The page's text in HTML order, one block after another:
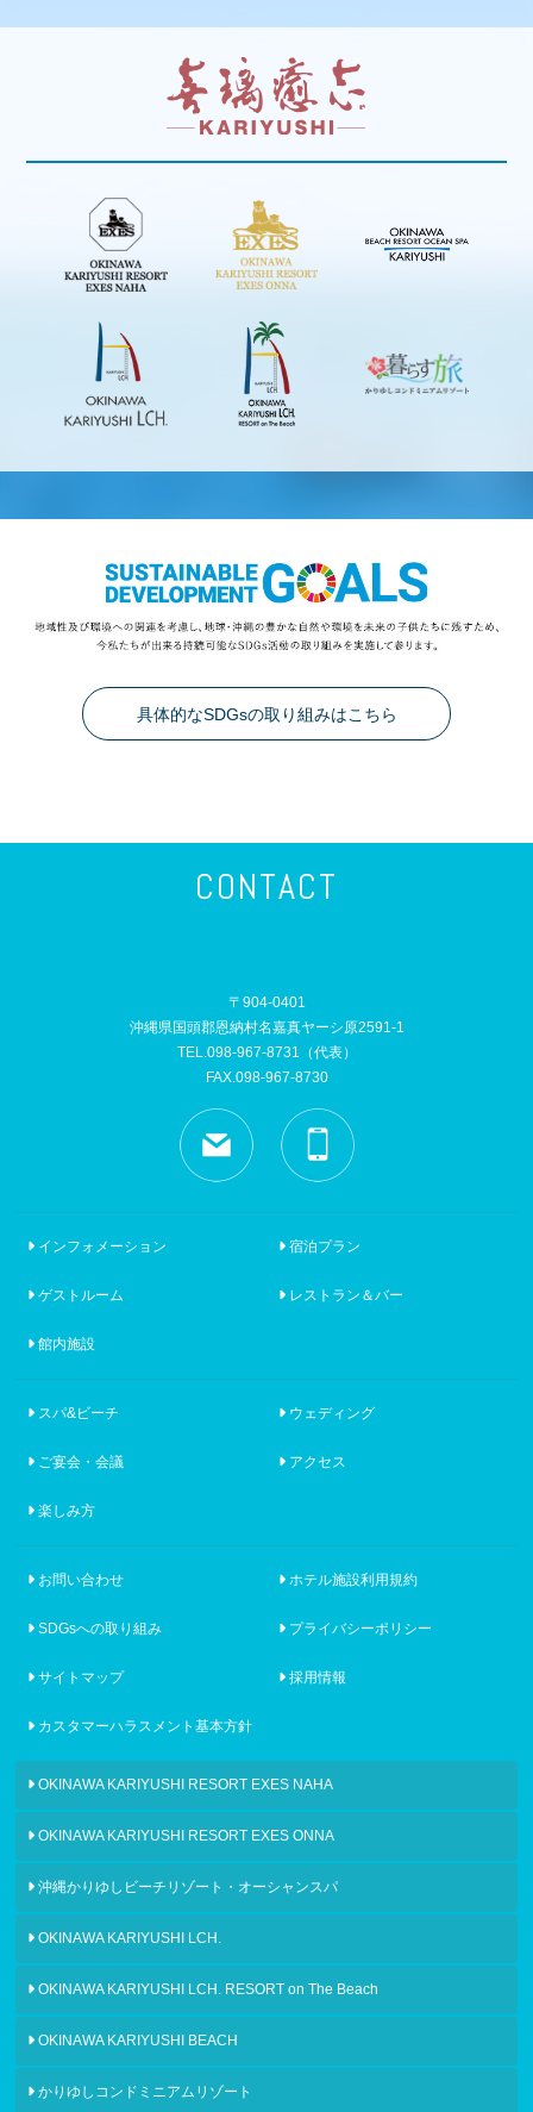
具体的なSDGsの取り組みはこちら
CONTACT
〒904-0401
沖縄県国頭郡恩納村名嘉真ヤーシ原2591-1
TEL.098-967-8731
（代表）
FAX.098-967-8730
インフォメーション 宿泊プラン
ゲストルーム レストラン＆バー
館内施設
スパ&ビーチ ウェディング
ご宴会・会議 アクセス
楽しみ方
お問い合わせ ホテル施設利用規約
SDGsへの取り組み プライバシーポリシー
サイトマップ 採用情報
カスタマーハラスメント基本方針
OKINAWA KARIYUSHI RESORT EXES NAHA
OKINAWA KARIYUSHI RESORT EXES ONNA
沖縄かりゆしビーチリゾート・オーシャンスパ
OKINAWA KARIYUSHI LCH.
OKINAWA KARIYUSHI LCH. RESORT on The Beach
OKINAWA KARIYUSHI BEACH
かりゆしコンドミニアムリゾート